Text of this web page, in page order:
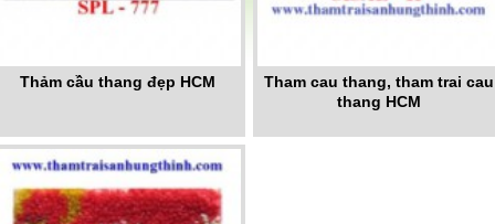
Thảm cầu thang đẹp HCM
Tham cau thang, tham trai cau
thang HCM